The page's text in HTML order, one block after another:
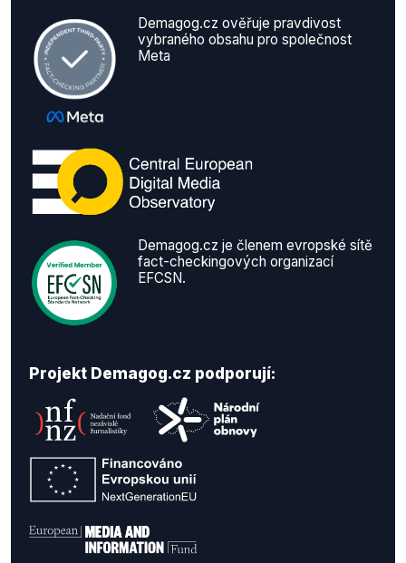
Demagog.cz ověřuje pravdivost
vybraného obsahu pro společnost
Meta
Demagog.cz je členem evropské sítě
fact-checkingových organizací
EFCSN.
Projekt Demagog.cz podporují: